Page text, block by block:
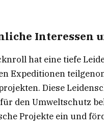
Interessen
hat eine tiefe
Expeditionen
Diese
den Umweltschutz
Projekte ein und